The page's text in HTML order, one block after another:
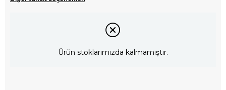
Ürün stoklarımızda kalmamıştır.